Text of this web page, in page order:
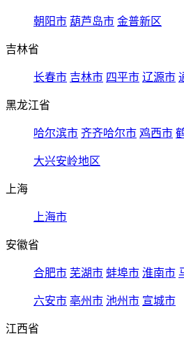
朝阳市 葫芦岛市 金普新区
吉林省
长春市 吉林市 四平市 辽源市
黑龙江省
哈尔滨市 齐齐哈尔市 鸡西市
大兴安岭地区
上海
上海市
安徽省
合肥市 芜湖市 蚌埠市 淮南市
六安市 亳州市 池州市 宣城市
江西省